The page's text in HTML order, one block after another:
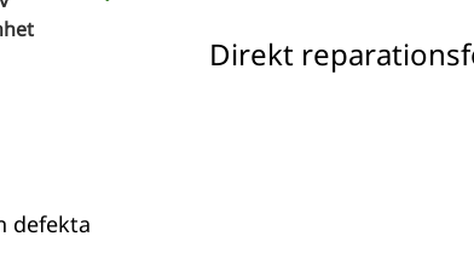
defekta
Direkt